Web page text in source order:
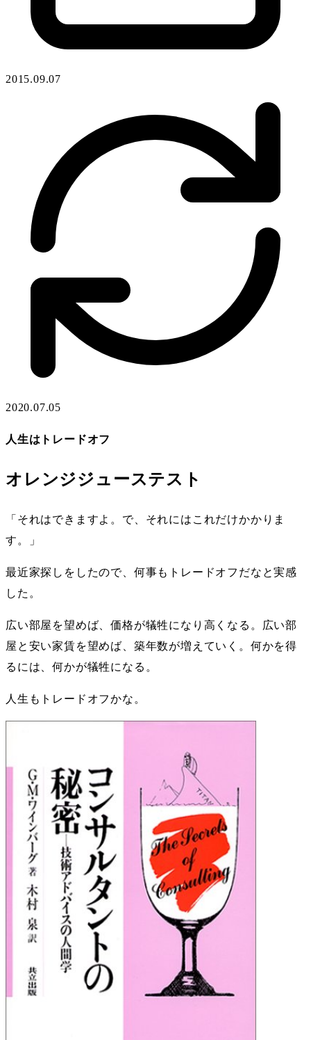
2015.09.07
2020.07.05
人生はトレードオフ
オレンジジューステスト
「それはできますよ。で、それにはこれだけかかりま
す。」
最近家探しをしたので、何事もトレードオフだなと実感
した。
広い部屋を望めば、価格が犠牲になり高くなる。広い部
屋と安い家賃を望めば、築年数が増えていく。何かを得
るには、何かが犠牲になる。
人生もトレードオフかな。